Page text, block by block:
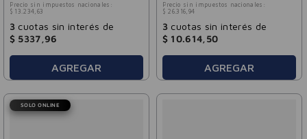
Precio sin impuestos nacionales:
$ 13 234 63
3 cuotas sin interés de
$ 5337 ,96
AGREGAR
Precio sin impuestos nacionales:
$ 26 .316 94
3 cuotas sin interés de
$ 10.614 50
AGREGAR
SOLO ONLINE